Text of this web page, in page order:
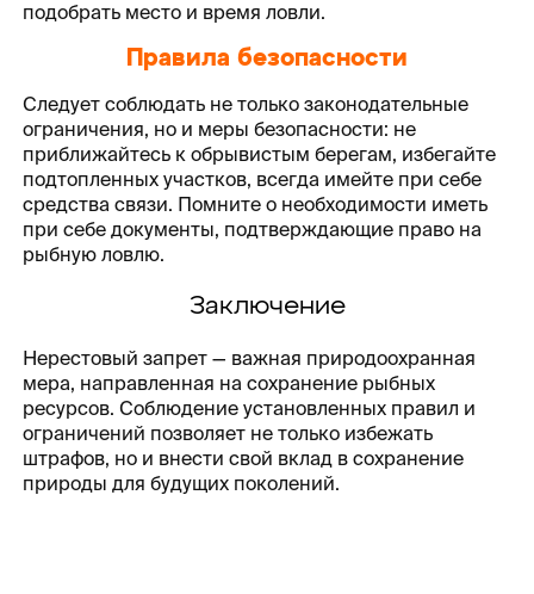
подобрать место и время ловли.
Правила безопасности
Следует соблюдать не только законодательные
ограничения, но и меры безопасности: не
приближайтесь к обрывистым берегам, избегайте
подтопленных участков, всегда имейте при себе
средства связи. Помните о необходимости иметь
при себе документы, подтверждающие право на
рыбную ловлю.
Заключение
Нерестовый запрет — важная природоохранная
мера, направленная на сохранение рыбных
ресурсов. Соблюдение установленных правил и
ограничений позволяет не только избежать
штрафов, но и внести свой вклад в сохранение
природы для будущих поколений.